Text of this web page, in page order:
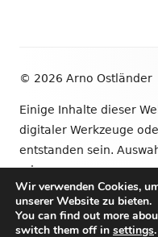
© 2026 Arno Ostländer
Einige Inhalte dieser
digitaler Werkzeuge
entstanden sein.
mir.
•VerwendetTiny
Wir verwenden Cookies,
unserer Website zu bieten.
You can find out more
switch them off in settings.